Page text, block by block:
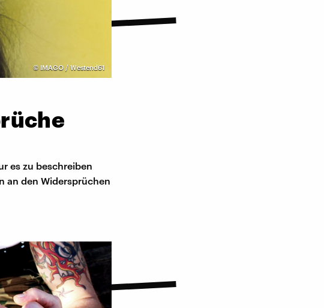
© IMAGO / Westend61
es zu beschreiben
an den Widersprüchen